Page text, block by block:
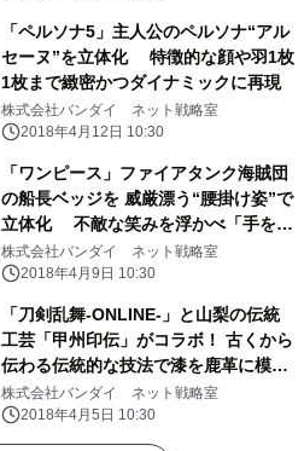
「ペルソナ5」主人公のペルソナ“アル
セーヌ”を立体化 特徴的な顔や羽1枚
1枚まで緻密かつダイナミックに再現
株式会社バンダイ ネット戦略室
2018年4月12日 10:30
「ワンピース」ファイアタンク海賊団
の船長ベッジを 威厳漂う“腰掛け姿”で
立体化 不敵な笑みを浮かべ「手を組
む・銃を構える」2ポーズを再現
株式会社バンダイ ネット戦略室
2018年4月9日 10:30
「刀剣乱舞-ONLINE-」と山梨の伝統
工芸「甲州印伝」がコラボ！ 古くから
伝わる伝統的な技法で漆を鹿革に模様
付けした商品！
株式会社バンダイ ネット戦略室
2018年4月5日 10:30